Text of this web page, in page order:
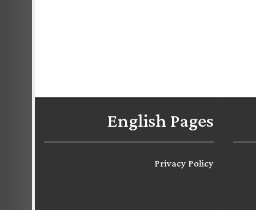
English Pages
Privacy Policy